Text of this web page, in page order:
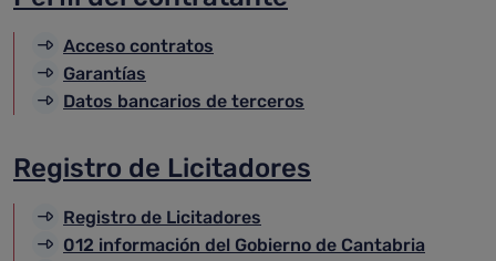
Acceso contratos
Garantías
Datos bancarios de terceros
Registro de Licitadores
Registro de Licitadores
012 información del Gobierno de Cantabria